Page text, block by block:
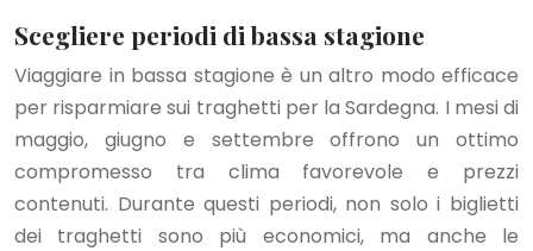
Scegliere periodi di bassa stagione
Viaggiare in bassa stagione è un altro modo efficace
per risparmiare sui traghetti per la Sardegna. I mesi di
maggio, giugno e settembre offrono un ottimo
compromesso tra clima favorevole e prezzi
contenuti. Durante questi periodi, non solo i biglietti
dei traghetti sono più economici, ma anche le